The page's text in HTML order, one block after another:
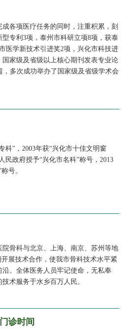
各项医疗任务的同时，注重积累，刻
专利3项，泰州市科研立项8项，获泰
医学新技术引进奖2项，兴化市科技进
家级及省级以上核心期刊发表专业论
，多次成功举办了国家级及省级学术会
科”，2003年获“兴化市十佳文明窗
民政府授予“兴化市名科”称号，2013
号。
院骨科与北京、上海、南京、苏州等地
展技术合作，使我市骨科技术水平紧
。全体医务人员牢记使命，无私奉
术服务于水乡百万人民。
诊时间